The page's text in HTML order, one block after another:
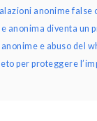
anonime false
anonima diventa un
e abuso del
per proteggere